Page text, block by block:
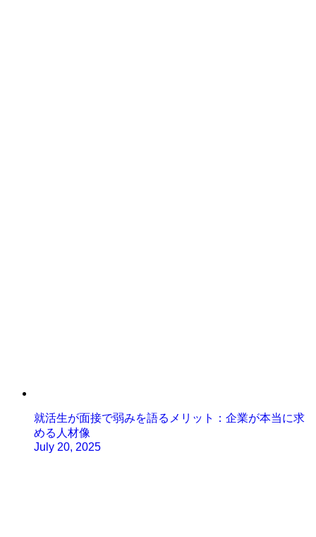
就活生が面接で弱みを語るメリット：企業が本当に求
める人材像
July 20, 2025